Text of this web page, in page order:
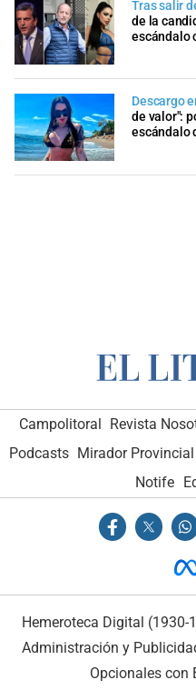
Tras salir
de la
escándalo
Descargo
de valor":
escándalo
Campolitoral Revista
Podcasts Mirador Provincial
Notife
Hemeroteca Digital (1930-
Administración y
Opcionales con